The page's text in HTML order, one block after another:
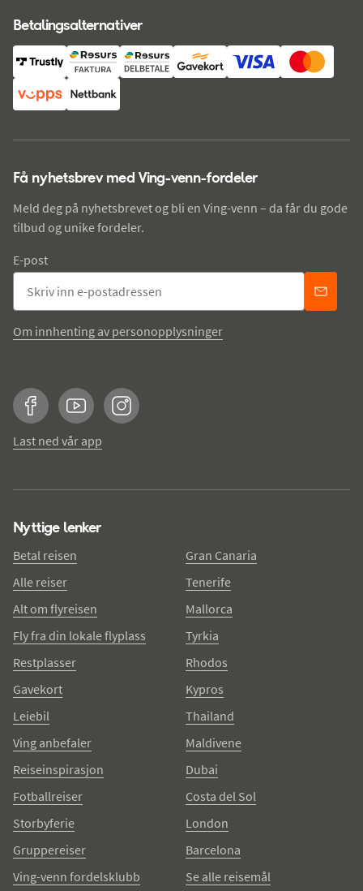
Betalingsalternativer
Få nyhetsbrev med Ving-venn-fordeler
Meld deg på nyhetsbrevet og bli en Ving-venn – da får du gode
tilbud og unike fordeler.
E-post
Om innhenting av personopplysninger
FacebookYouTubeInstagram
Last ned vår app
Nyttige lenker
Betal reisen
Alle reiser
Alt om flyreisen
Fly fra din lokale flyplass
Restplasser
Gavekort
Leiebil
Ving anbefaler
Reiseinspirasjon
Fotballreiser
Storbyferie
Gruppereiser
Ving-venn fordelsklubb
Gran Canaria
Tenerife
Mallorca
Tyrkia
Rhodos
Kypros
Thailand
Maldivene
Dubai
Costa del Sol
London
Barcelona
Se alle reisemål